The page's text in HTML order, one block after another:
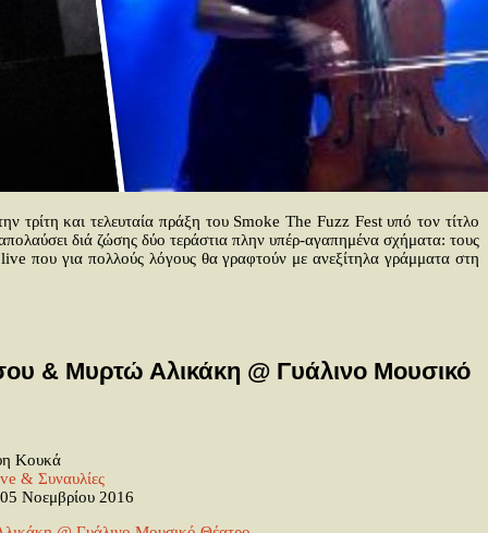
τρίτη και τελευταία πράξη του Smoke The Fuzz Fest υπό τον τίτλο
διά ζώσης δύο τεράστια πλην υπέρ-αγαπημένα σχήματα: τους
που για πολλούς λόγους θα γραφτούν με ανεξίτηλα γράμματα στη
& Μυρτώ Αλικάκη @ Γυάλινο Μουσικό
Κουκά
& Συναυλίες
05 Νοεμβρίου 2016